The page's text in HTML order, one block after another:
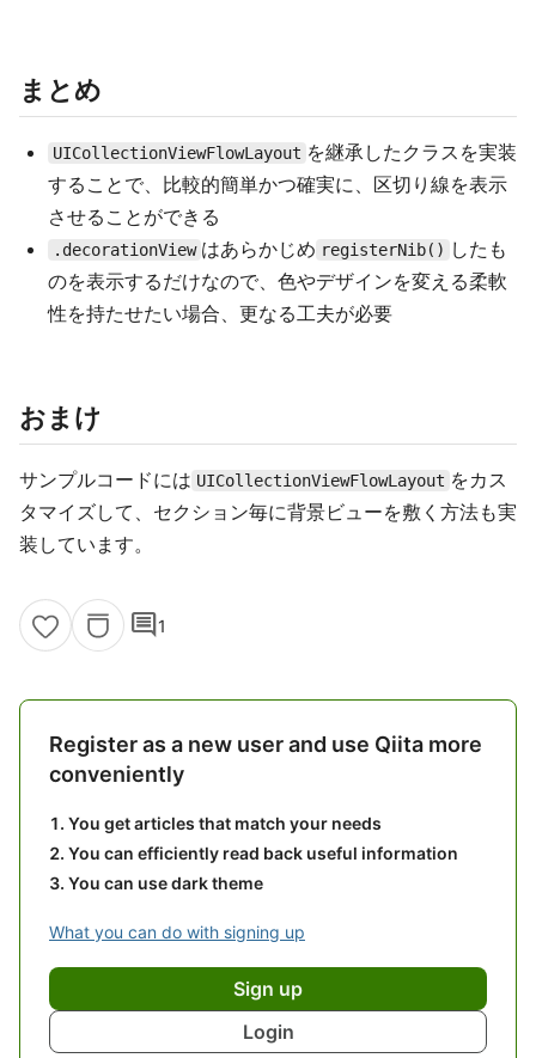
まとめ
UICollectionViewFlowLayout を継承したクラスを実装
することで、比較的簡単かつ確実に、区切り線を表示
させることができる
.decorationView はあらかじめ registerNib() したも
のを表示するだけなので、色やデザインを変える柔軟
性を持たせたい場合、更なる工夫が必要
おまけ
サンプルコードには UICollectionViewFlowLayout をカス
タマイズして、セクション毎に背景ビューを敷く方法も実
装しています。
comment1
Register as a new user and use Qiita more
conveniently
You get articles that match your needs
You can efficiently read back useful information
You can use dark theme
What you can do with signing up
Sign up
Login